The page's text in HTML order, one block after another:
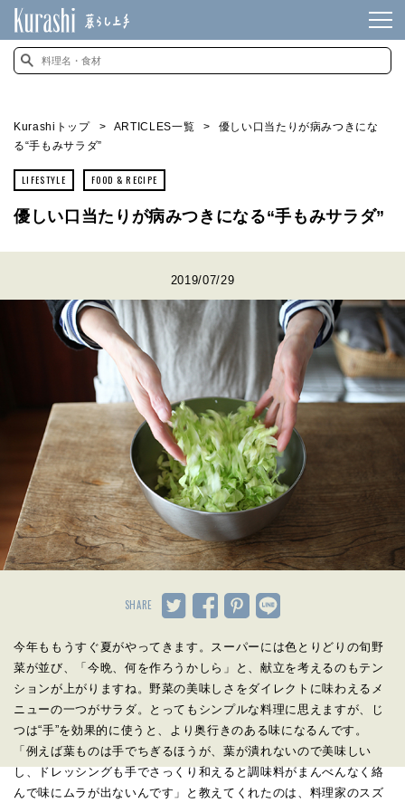
Kurashiトップ ARTICLES一覧
優しい口当たりが病みつきにな
る“手もみサラダ”
LIFESTYLE FOOD & RECIPE
優しい口当たりが病みつきになる“手もみサラダ”
2019/07/29
SHARE
今年ももうすぐ夏がやってきます。スーパーには色とりどりの旬野
菜が並び、「今晩、何を作ろうかしら」と、献立を考えるのもテン
ションが上がりますね。野菜の美味しさをダイレクトに味わえるメ
ニューの一つがサラダ。とってもシンプルな料理に思えますが、じ
つは“手”を効果的に使うと、より奥行きのある味になるんです。
「例えば葉ものは手でちぎるほうが、葉が潰れないので美味しい
し、ドレッシングも手でさっくり和えると調味料がまんべんなく絡
んで味にムラが出ないんです」と教えてくれたのは、料理家のスズ